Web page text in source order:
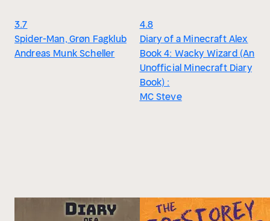
3.7
Spider-Man, Grøn Fagklub
Andreas Munk Scheller
4.8
Diary of a Minecraft Alex
Book 4: Wacky Wizard (An
Unofficial Minecraft Diary
Book) :
MC Steve